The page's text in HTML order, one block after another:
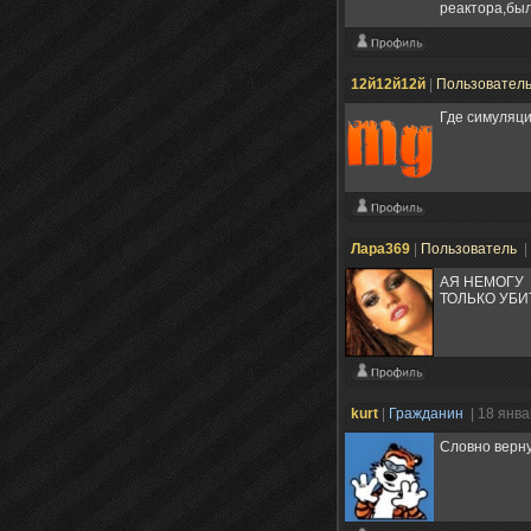
12й12й12й
Где
Лара369 Пользователь
АЯ НЕМОГУ
ТОЛЬКО
kurt Гражданин
| 18
Словно